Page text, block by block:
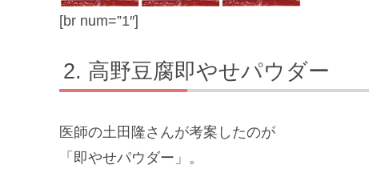
[br num=”1″]
高野豆腐即やせパウダー
医師の土田隆さんが考案したのが
「即やせパウダー」。